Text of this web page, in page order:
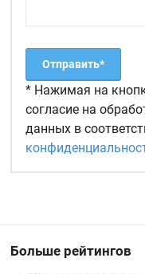
* Нажимая на
согласие на
данных в
Больше рейтингов